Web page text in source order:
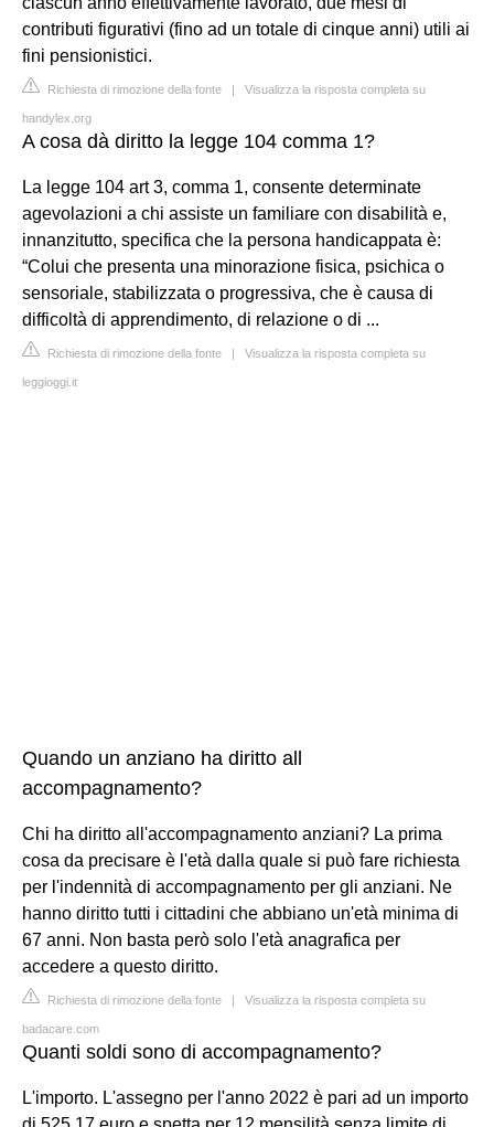
contributi figurativi (fino ad un totale di cinque anni) utili ai
fini pensionistici.
Richiesta di rimozione della fonte | Visualizza la risposta completa su
handylex.org
A cosa dà diritto la legge 104 comma 1?
La legge 104 art 3, comma 1, consente determinate
agevolazioni a chi assiste un familiare con disabilità e,
innanzitutto, specifica che la persona handicappata è:
“Colui che presenta una minorazione fisica, psichica o
sensoriale, stabilizzata o progressiva, che è causa di
difficoltà di apprendimento, di relazione o di ...
Richiesta di rimozione della fonte | Visualizza la risposta completa su
leggioggi.it
Quando un anziano ha diritto all
accompagnamento?
Chi ha diritto all'accompagnamento anziani? La prima
cosa da precisare è l'età dalla quale si può fare richiesta
per l'indennità di accompagnamento per gli anziani. Ne
hanno diritto tutti i cittadini che abbiano un'età minima di
67 anni. Non basta però solo l'età anagrafica per
accedere a questo diritto.
Richiesta di rimozione della fonte | Visualizza la risposta completa su
badacare.com
Quanti soldi sono di accompagnamento?
L'importo. L'assegno per l'anno 2022 è pari ad un importo